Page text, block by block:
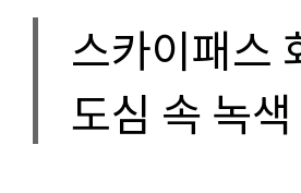
스카이패스
도심 속 녹